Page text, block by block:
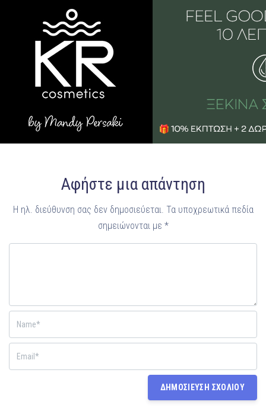
Αφήστε μια απάντηση
Η ηλ. διεύθυνση σας δεν δημοσιεύεται. Τα υποχρεωτικά πεδία
σημειώνονται με *